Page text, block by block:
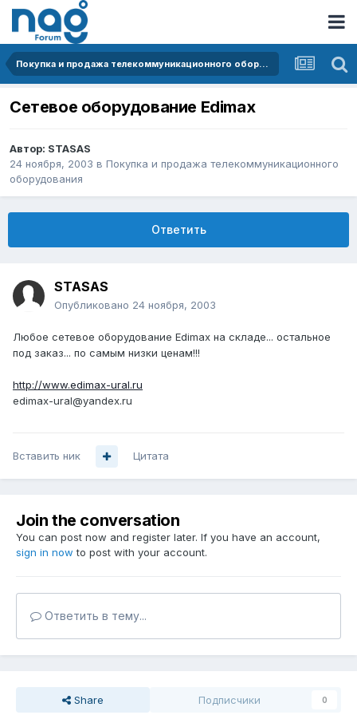
Покупка и продажа телекоммуникационного оборудования
Сетевое оборудование Edimax
Автор: STASAS
24 ноября, 2003 в Покупка и продажа телекоммуникационного
оборудования
Ответить
STASAS
Опубликовано 24 ноября, 2003
Любое сетевое оборудование Edimax на складе... остальное
под заказ... по самым низки ценам!!!
http://www.edimax-ural.ru
edimax-ural@yandex.ru
Вставить ник Цитата
Join the conversation
You can post now and register later. If you have an account,
sign in now to post with your account.
Ответить в тему...
Share Подписчики 0